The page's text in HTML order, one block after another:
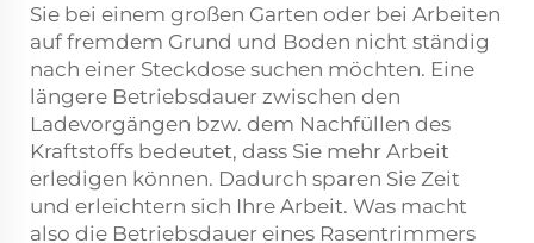
Sie bei einem großen Garten oder bei Arbeiten
auf fremdem Grund und Boden nicht ständig
nach einer Steckdose suchen möchten. Eine
längere Betriebsdauer zwischen den
Ladevorgängen bzw. dem Nachfüllen des
Kraftstoffs bedeutet, dass Sie mehr Arbeit
erledigen können. Dadurch sparen Sie Zeit
und erleichtern sich Ihre Arbeit. Was macht
also die Betriebsdauer eines Rasentrimmers